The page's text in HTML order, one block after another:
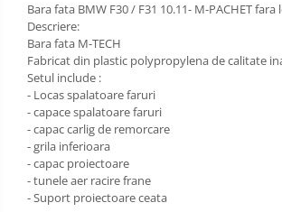
Bara fata BMW F30 / F31 10.11- M-PACHET fara
Descriere:
Bara fata M-TECH
Fabricat din plastic polypropylena de calitate
Setul include :
- Locas spalatoare faruri
- capace spalatoare faruri
- capac carlig de remorcare
- grila inferioara
- capac proiectoare
- tunele aer racire frane
- Suport proiectoare ceata